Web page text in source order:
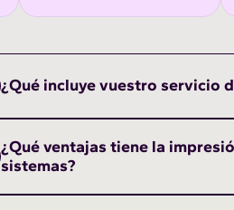
¿Qué incluye vuestro servicio
¿Qué ventajas tiene la
sistemas?